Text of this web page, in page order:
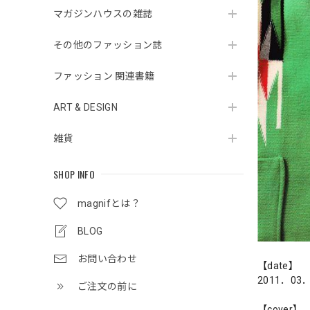
マガジンハウスの雑誌
その他のファッション誌
ファッション 関連書籍
ART & DESIGN
雑貨
SHOP INFO
magnifとは？
BLOG
お問い合わせ
ご注文の前に
【date】
2011．03